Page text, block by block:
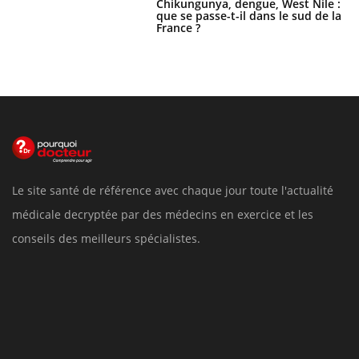
Chikungunya, dengue, West Nile :
que se passe-t-il dans le sud de la
France ?
Le site santé de référence avec chaque jour toute l'actualité
médicale decryptée par des médecins en exercice et les
conseils des meilleurs spécialistes.